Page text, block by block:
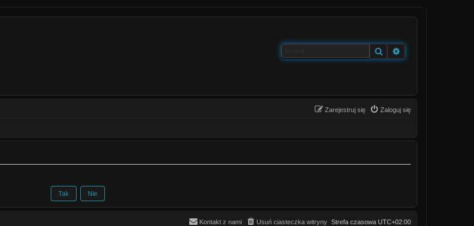
Szukaj
Zaloguj się
Zarejestruj się
Strefa czasowa UTC+02:00
Usuń ciasteczka witryny
Kontakt z nami